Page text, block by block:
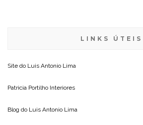
LINKS ÚTEIS
Site do Luis Antonio Lima
Patricia Portilho Interiores
Blog do Luis Antonio Lima